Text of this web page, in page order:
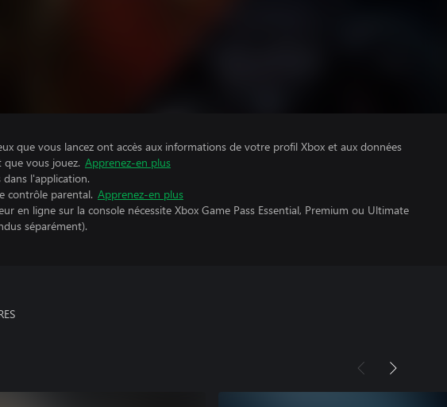
que vous lancez ont accès aux informations de votre profil Xbox et aux données
que vous jouez. Apprenez-en plus
l'application.
contrôle parental. Apprenez-en plus
en ligne sur la console nécessite Xbox Game Pass Essential, Premium ou Ultimate
séparément).